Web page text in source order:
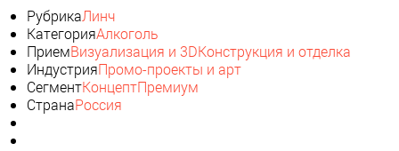
РубрикаЛинч
КатегорияАлкоголь
ПриемВизуализация и 3DКонструкция и отделка
ИндустрияПромо-проекты и арт
СегментКонцептПремиум
СтранаРоссия